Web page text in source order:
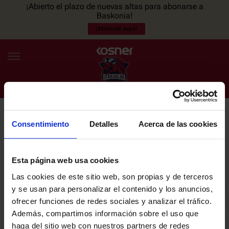
Consentimiento Detalles Acerca de las cookies
Esta página web usa cookies
Las cookies de este sitio web, son propias y de terceros
y se usan para personalizar el contenido y los anuncios,
ofrecer funciones de redes sociales y analizar el tráfico.
Además, compartimos información sobre el uso que
haga del sitio web con nuestros partners de redes
¡Abierto el plazo de nuevas altas para abonarse a
Baskonia!
¡Abónate aquí!
ES EU
NOTICIAS
PLANTILLA
ENTRADAS
NEWSLETTER
últimas noticias y promociones del club.
Email
He leído y acepto laPolítica de privacidaddel SASKI BASKONIA